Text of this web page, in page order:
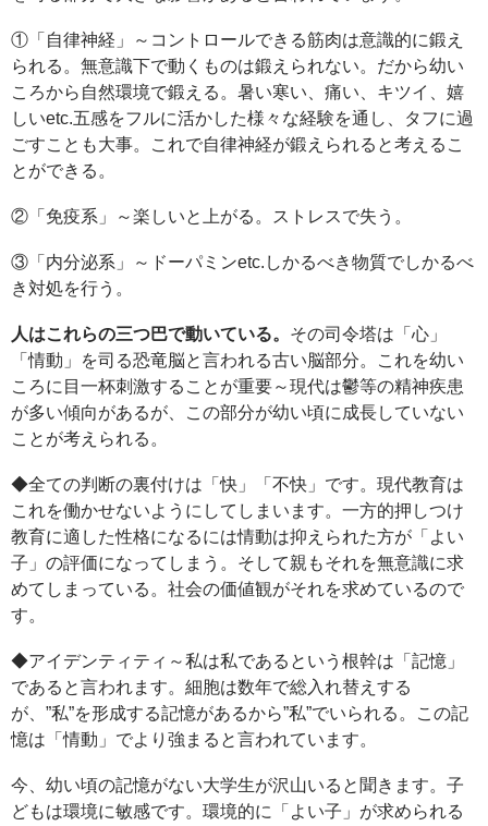
①「自律神経」～コントロールできる筋肉は意識的に鍛え
られる。無意識下で動くものは鍛えられない。だから幼い
ころから自然環境で鍛える。暑い寒い、痛い、キツイ、嬉
しいetc.五感をフルに活かした様々な経験を通し、タフに過
ごすことも大事。これで自律神経が鍛えられると考えるこ
とができる。
②「免疫系」～楽しいと上がる。ストレスで失う。
③「内分泌系」～ドーパミンetc.しかるべき物質でしかるべ
き対処を行う。
人はこれらの三つ巴で動いている。 その司令塔は「心」
「情動」を司る恐竜脳と言われる古い脳部分。これを幼い
ころに目一杯刺激することが重要～現代は鬱等の精神疾患
が多い傾向があるが、この部分が幼い頃に成長していない
ことが考えられる。
◆全ての判断の裏付けは「快」「不快」です。現代教育は
これを働かせないようにしてしまいます。一方的押しつけ
教育に適した性格になるには情動は抑えられた方が「よい
子」の評価になってしまう。そして親もそれを無意識に求
めてしまっている。社会の価値観がそれを求めているので
す。
◆アイデンティティ～私は私であるという根幹は「記憶」
であると言われます。細胞は数年で総入れ替えする
が、”私”を形成する記憶があるから”私”でいられる。この記
憶は「情動」でより強まると言われています。
今、幼い頃の記憶がない大学生が沢山いると聞きます。子
どもは環境に敏感です。環境的に「よい子」が求められる